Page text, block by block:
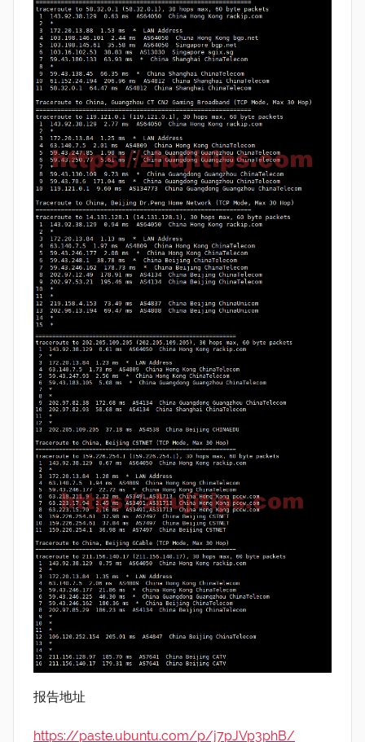
报告地址
https://paste.ubuntu.com/p/j7pJVp3phB/